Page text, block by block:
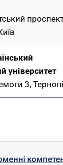
університет
3,